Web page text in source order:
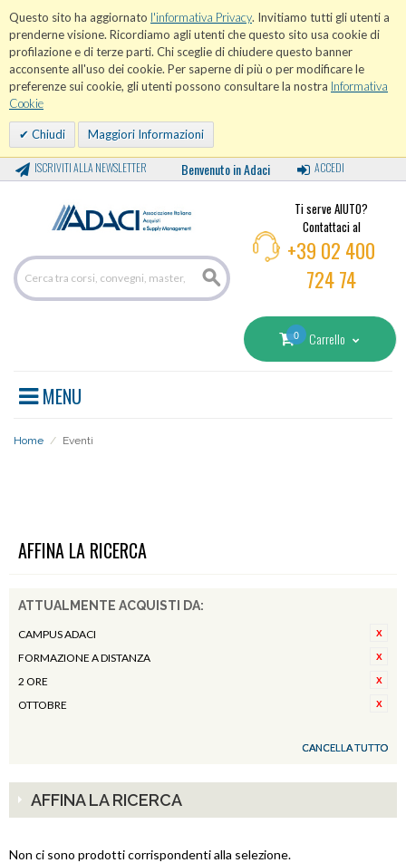
Questo sito ha aggiornato l'informativa Privacy. Invitiamo tutti gli utenti a
prenderne visione. Ricordiamo agli utenti che questo sito usa cookie di
profilazione e di terze parti. Chi sceglie di chiudere questo banner
acconsente all'uso dei cookie. Per saperne di più o per modificare le
preferenze sui cookie, gli utenti possono consultare la nostra Informativa
Cookie
Chiudi Maggiori Informazioni
ISCRIVITI ALLA NEWSLETTER Benvenuto in Adaci ACCEDI
Ti serve AIUTO?
Contattaci al
+39 02 400
724 74
0 Carrello
MENU
Home / Eventi
AFFINA LA RICERCA
ATTUALMENTE ACQUISTI DA:
CAMPUS ADACI
FORMAZIONE A DISTANZA
2 ORE
OTTOBRE
CANCELLA TUTTO
AFFINA LA RICERCA
Non ci sono prodotti corrispondenti alla selezione.